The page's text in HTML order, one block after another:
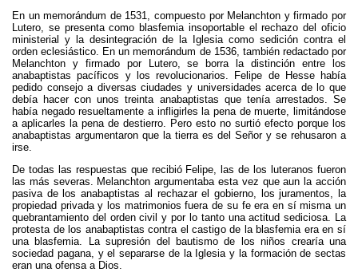
En un memorándum de 1531, compuesto por Melanchton y firmado por
Lutero, se presenta como blasfemia insoportable el rechazo del oficio
ministerial y la desintegración de la Iglesia como sedición contra el
orden eclesiástico. En un memorándum de 1536, también redactado por
Melanchton y firmado por Lutero, se borra la distinción entre los
anabaptistas pacíficos y los revolucionarios. Felipe de Hesse había
pedido consejo a diversas ciudades y universidades acerca de lo que
debía hacer con unos treinta anabaptistas que tenía arrestados. Se
había negado resueltamente a infligirles la pena de muerte, limitándose
a aplicarles la pena de destierro. Pero esto no surtió efecto porque los
anabaptistas argumentaron que la tierra es del Señor y se rehusaron a
irse.
De todas las respuestas que recibió Felipe, las de los luteranos fueron
las más severas. Melanchton argumentaba esta vez que aun la acción
pasiva de los anabaptistas al rechazar el gobierno, los juramentos, la
propiedad privada y los matrimonios fuera de su fe era en sí misma un
quebrantamiento del orden civil y por lo tanto una actitud sediciosa. La
protesta de los anabaptistas contra el castigo de la blasfemia era en sí
una blasfemia. La supresión del bautismo de los niños crearía una
sociedad pagana, y el separarse de la Iglesia y la formación de sectas
eran una ofensa a Dios.